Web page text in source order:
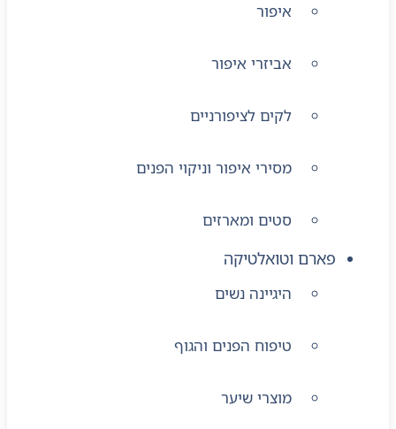
איפור
אביזרי איפור
לקים לציפורניים
מסירי איפור וניקוי הפנים
סטים ומארזים
פארם וטואלטיקה
היגיינה נשים
טיפוח הפנים והגוף
מוצרי שיער